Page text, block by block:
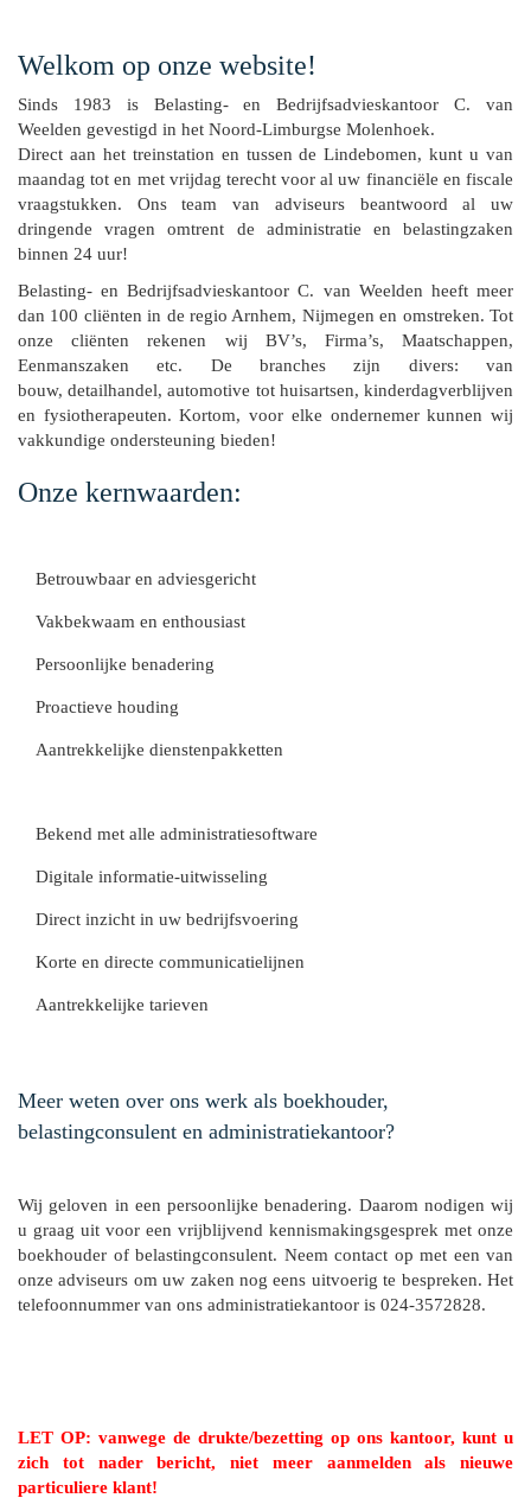
Welkom op onze website!
Sinds 1983 is Belasting- en Bedrijfsadvieskantoor C. van
Weelden gevestigd in het Noord-Limburgse Molenhoek.
Direct aan het treinstation en tussen de Lindebomen, kunt u van
maandag tot en met vrijdag terecht voor al uw financiële en fiscale
vraagstukken. Ons team van adviseurs beantwoord al uw
dringende vragen omtrent de administratie en belastingzaken
binnen 24 uur!
Belasting- en Bedrijfsadvieskantoor C. van Weelden heeft meer
dan 100 cliënten in de regio Arnhem, Nijmegen en omstreken. Tot
onze cliënten rekenen wij BV’s, Firma’s, Maatschappen,
Eenmanszaken etc. De branches zijn divers: van
bouw, detailhandel, automotive tot huisartsen, kinderdagverblijven
en fysiotherapeuten. Kortom, voor elke ondernemer kunnen wij
vakkundige ondersteuning bieden!
Onze kernwaarden:
Betrouwbaar en adviesgericht
Vakbekwaam en enthousiast
Persoonlijke benadering
Proactieve houding
Aantrekkelijke dienstenpakketten
Bekend met alle administratiesoftware
Digitale informatie-uitwisseling
Direct inzicht in uw bedrijfsvoering
Korte en directe communicatielijnen
Aantrekkelijke tarieven
Meer weten over ons werk als boekhouder,
belastingconsulent en administratiekantoor?
Wij geloven in een persoonlijke benadering. Daarom nodigen wij
u graag uit voor een vrijblijvend kennismakingsgesprek met onze
boekhouder of belastingconsulent. Neem contact op met een van
onze adviseurs om uw zaken nog eens uitvoerig te bespreken. Het
telefoonnummer van ons administratiekantoor is 024-3572828.
LET OP: vanwege de drukte/bezetting op ons kantoor, kunt u
zich tot nader bericht, niet meer aanmelden als nieuwe
particuliere klant!